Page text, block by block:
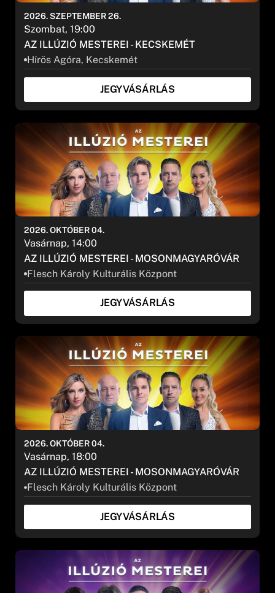
AZ ILLÚZIÓ MESTEREI - KECSKEMÉT
Hírös Agóra, Kecskemét
2026. SZEPTEMBER 26.
Szombat, 19:00
JEGYVÁSÁRLÁS
AZ ILLÚZIÓ MESTEREI - MOSONMAGYARÓVÁR
Flesch Károly Kulturális Központ
2026. OKTÓBER 04.
Vasárnap, 14:00
JEGYVÁSÁRLÁS
AZ ILLÚZIÓ MESTEREI - MOSONMAGYARÓVÁR
Flesch Károly Kulturális Központ
2026. OKTÓBER 04.
Vasárnap, 18:00
JEGYVÁSÁRLÁS